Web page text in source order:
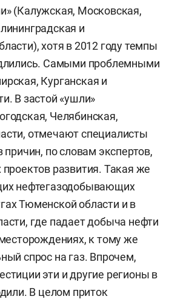
(Калужская, Московская,
и
хотя в 2012 году темпы
Самыми проблемными
Курганская и
В застой «ушли»
Челябинская,
отмечают специалисты
причин, по словам экспертов,
проектов развития. Такая же
нефтегазодобывающих
Тюменской области и в
где падает добыча нефти
к тому же
спрос на газ. Впрочем,
эти и другие регионы в
В целом приток